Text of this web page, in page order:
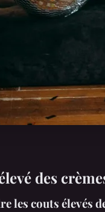
des
les couts élevés